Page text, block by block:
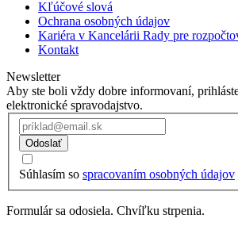
Kľúčové slová
Ochrana osobných údajov
Kariéra v Kancelárii Rady pre
Kontakt
Newsletter
Aby ste boli vždy dobre informovaní,
elektronické spravodajstvo.
Odoslať
Súhlasím so spracovaním osobných údajov
Formulár sa odosiela. Chvíľku strpenia.